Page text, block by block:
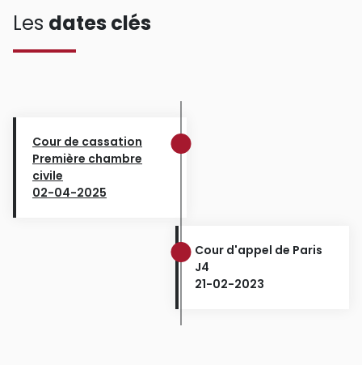
Les dates clés
Cour de cassation
Première chambre
civile
02-04-2025
Cour d'appel de Paris
J4
21-02-2023